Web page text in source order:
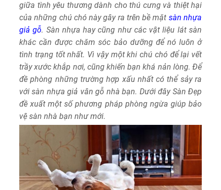
giữa tình yêu thương dành cho thú cưng và thiệt hại
của những chú chó này gây ra trên bề mặt sàn nhựa
giả gỗ. Sàn nhựa hay cũng như các vật liệu lát sàn
khác cần được chăm sóc bảo dưỡng để nó luôn ở
tình trạng tốt nhất. Vì vậy một khi chú chó để lại vết
trầy xước khắp nơi, cũng khiến bạn khá nản lòng. Để
đề phòng những trường hợp xấu nhất có thể sảy ra
với sàn nhựa giả vân gỗ nhà bạn. Dưới đây Sàn Đẹp
đề xuất một số phương pháp phòng ngừa giúp bảo
vệ sàn nhà bạn như mới.